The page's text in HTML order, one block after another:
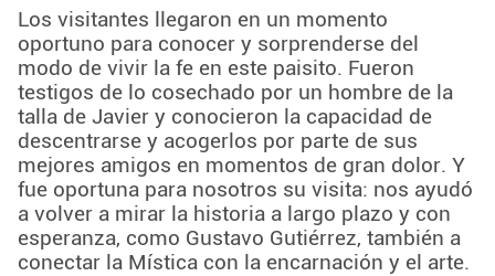
Los visitantes llegaron en un momento
oportuno para conocer y sorprenderse del
modo de vivir la fe en este paisito. Fueron
testigos de lo cosechado por un hombre de la
talla de Javier y conocieron la capacidad de
descentrarse y acogerlos por parte de sus
mejores amigos en momentos de gran dolor. Y
fue oportuna para nosotros su visita: nos ayudó
a volver a mirar la historia a largo plazo y con
esperanza, como Gustavo Gutiérrez, también a
conectar la Mística con la encarnación y el arte.